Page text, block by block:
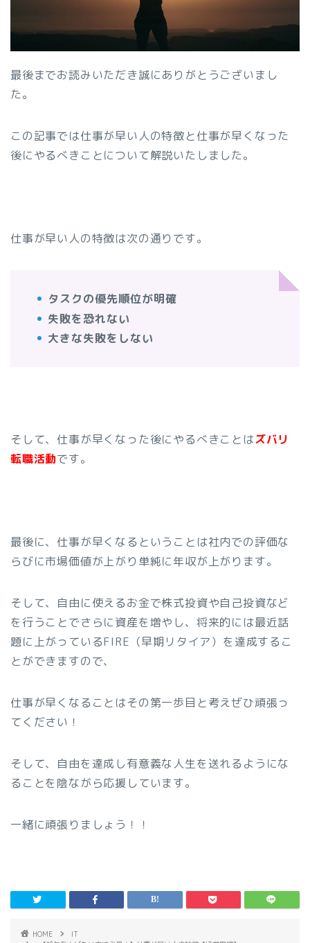
最後までお読みいただき誠にありがとうございまし
た。
この記事では仕事が早い人の特徴と仕事が早くなった
後にやるべきことについて解説いたしました。
仕事が早い人の特徴は次の通りです。
タスクの優先順位が明確
失敗を恐れない
大きな失敗をしない
そして、仕事が早くなった後にやるべきことはズバリ
転職活動です。
最後に、仕事が早くなるということは社内での評価な
らびに市場価値が上がり単純に年収が上がります。
そして、自由に使えるお金で株式投資や自己投資など
を行うことでさらに資産を増やし、将来的には最近話
題に上がっているFIRE（早期リタイア）を達成するこ
とができますので、
仕事が早くなることはその第一歩目と考えぜひ頑張っ
てください！
そして、自由を達成し有意義な人生を送れるようにな
ることを陰ながら応援しています。
一緒に頑張りましょう！！
HOME
IT